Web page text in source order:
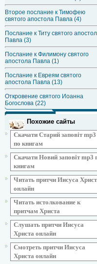
Второе послание к Тимофею
святого апостола Павла (4)
Послание к Титу святого
Павла (3)
Послание к Филимону святого
апостола Павла (1)
Послание к Евреям святого
апостола Павла (13)
Откровение святого Иоанна
Богослова (22)
Похожие сайты
Скачати Старий заповіт mp3
по книгам
Скачати Новий заповіт mp3
книгам
Читать притчи Иисуса
онлайн
Читать истолкование к
притчам Христа
Слушать притчи Иисуса
Христа онлайн
Смотреть притчи Иисуса
Христа онлайн